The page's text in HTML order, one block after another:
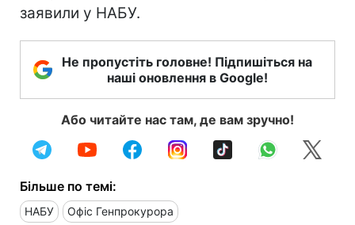
заявили у НАБУ.
Не пропустіть головне! Підпишіться на
наші оновлення в Google!
Або читайте нас там, де вам зручно!
Більше по темі:
НАБУ Офіс Генпрокурора